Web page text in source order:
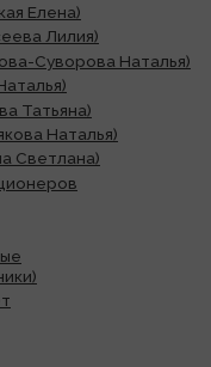
Елена)
Лилия)
Суворова Наталья)
Татьяна)
Наталья)
Светлана)